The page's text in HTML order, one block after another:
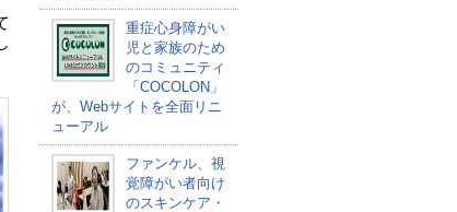
重症心身障がい
児と家族のため
のコミュニティ
「COCOLON」
が、Webサイトを全面リニ
ューアル
ファンケル、視
覚障がい者向け
のスキンケア・